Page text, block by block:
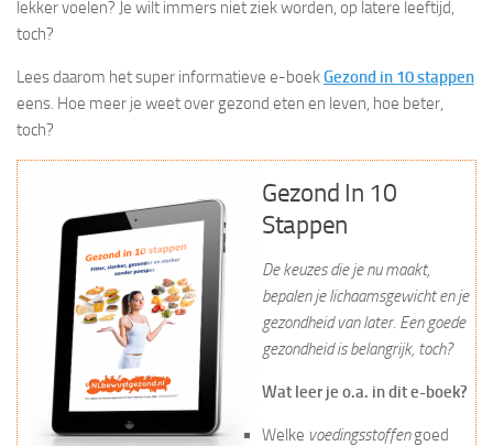
lekker voelen? Je wilt immers niet ziek worden, op latere leeftijd,
toch?
Lees daarom het super informatieve e-boekGezond in 10 stappen
eens. Hoe meer je weet over gezond eten en leven, hoe beter,
toch?
Gezond In 10
Stappen
De keuzes die je nu maakt,
bepalen je lichaamsgewicht en je
gezondheid van later. Een goede
gezondheid is belangrijk, toch?
Wat leer je o.a. in dit e-boek?
Welke voedingsstoffengoed